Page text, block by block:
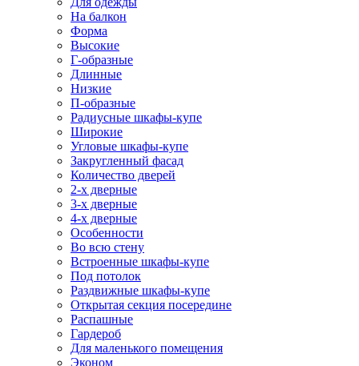
На балкон
Форма
Высокие
Г-образные
Длинные
Низкие
П-образные
Радиусные шкафы-купе
Широкие
Угловые шкафы-купе
Закругленный фасад
Количество дверей
2-х дверные
3-х дверные
4-х дверные
Особенности
Во всю стену
Встроенные шкафы-купе
Под потолок
Раздвижные шкафы-купе
Открытая секция посередине
Распашные
Гардероб
Для маленького помещения
Эконом